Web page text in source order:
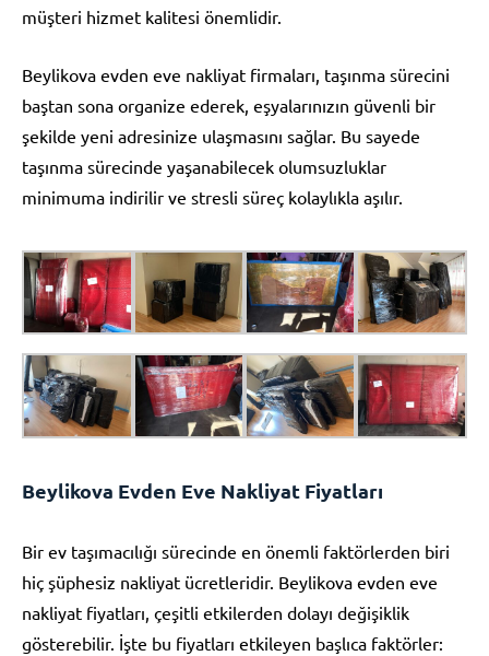
müşteri hizmet kalitesi önemlidir.
Beylikova evden eve nakliyat firmaları, taşınma sürecini
baştan sona organize ederek, eşyalarınızın güvenli bir
şekilde yeni adresinize ulaşmasını sağlar. Bu sayede
taşınma sürecinde yaşanabilecek olumsuzluklar
minimuma indirilir ve stresli süreç kolaylıkla aşılır.
Beylikova Evden Eve Nakliyat Fiyatları
Bir ev taşımacılığı sürecinde en önemli faktörlerden biri
hiç şüphesiz nakliyat ücretleridir. Beylikova evden eve
nakliyat fiyatları, çeşitli etkilerden dolayı değişiklik
gösterebilir. İşte bu fiyatları etkileyen başlıca faktörler: